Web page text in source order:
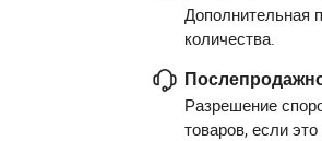
Дополнительная
количества.
Разрешение
товаров, если